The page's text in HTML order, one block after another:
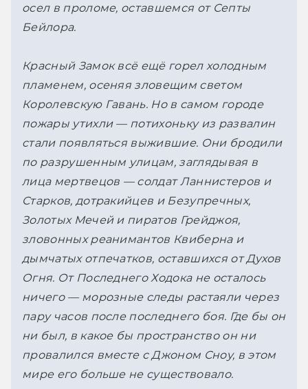
осел в проломе, оставшемся от Септы
Бейлора.
Красный Замок всё ещё горел холодным
пламенем, осеняя зловещим светом
Королевскую Гавань. Но в самом городе
пожары утихли — потихоньку из развалин
стали появляться выжившие. Они бродили
по разрушенным улицам, заглядывая в
лица мертвецов — солдат Ланнистеров и
Старков, дотракийцев и Безупречных,
Золотых Мечей и пиратов Грейджоя,
зловонных реанимантов Квиберна и
дымчатых отпечатков, оставшихся от Духов
Огня. От Последнего Ходока не осталось
ничего — морозные следы растаяли через
пару часов после последнего боя. Где бы он
ни был, в какое бы пространство он ни
провалился вместе с Джоном Сноу, в этом
мире его больше не существовало.